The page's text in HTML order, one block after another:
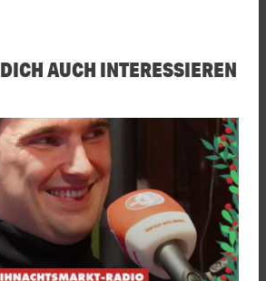
AUCH INTERESSIEREN